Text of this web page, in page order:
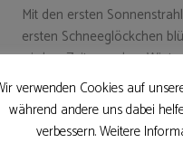
Mit den ersten
ersten Schneeglöckchen
wird es Zeit, aus dem
wunderbare
himmlische Törtchen mit
frischen Heidelbeeren ist
verwenden Cookies auf
während andere uns dabei
verbessern. Weitere